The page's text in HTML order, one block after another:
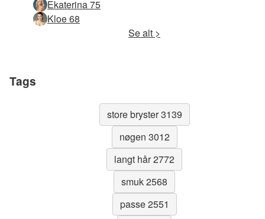
Ekaterina 75
Kloe 68
Se alt >
Tags
store bryster 3139
nøgen 3012
langt hår 2772
smuk 2568
passe 2551